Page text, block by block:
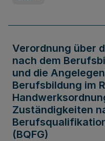
Verordnung über
nach dem
und die
Berufsbildung im
Zuständigkeiten
(BQFG)